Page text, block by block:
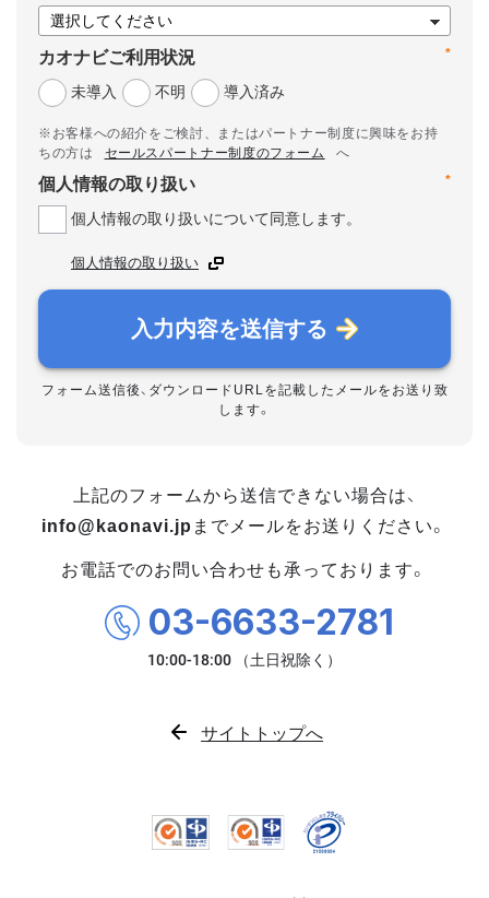
*
カオナビご利用状況
未導入
不明 導入済み
※お客様への紹介をご検討、またはパートナー制度に興味をお持
ちの方は
セールスパートナー制度のフォーム
へ
*
個人情報の取り扱い
個人情報の取り扱いについて同意します。
個人情報の取り扱い
入力内容を送信する
フォーム送信後、ダウンロードURLを記載したメールをお送り致
します。
上記のフォームから送信できない場合は、
info@kaonavi.jp までメールをお送りください。
お電話でのお問い合わせも承っております。
03-6633-2781
サイトトップへ